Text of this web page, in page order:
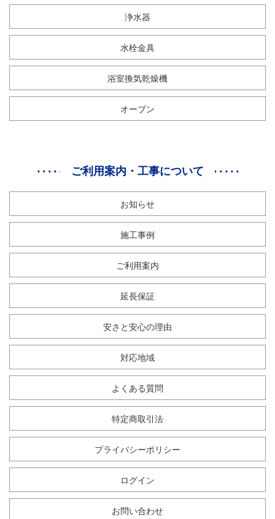
浄水器
水栓金具
浴室換気乾燥機
オーブン
ご利用案内・工事について
お知らせ
施工事例
ご利用案内
延長保証
安さと安心の理由
対応地域
よくある質問
特定商取引法
プライバシーポリシー
ログイン
お問い合わせ